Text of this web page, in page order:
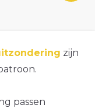
zijn
passen